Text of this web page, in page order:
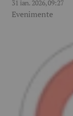
31 ian. 2026, 09:27
Evenimente